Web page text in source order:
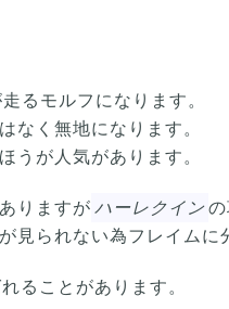
るモルフになります。
なく無地になります。
うが人気があります。
りますが ハーレクイン
見られない為フレイムに
ることがあります。